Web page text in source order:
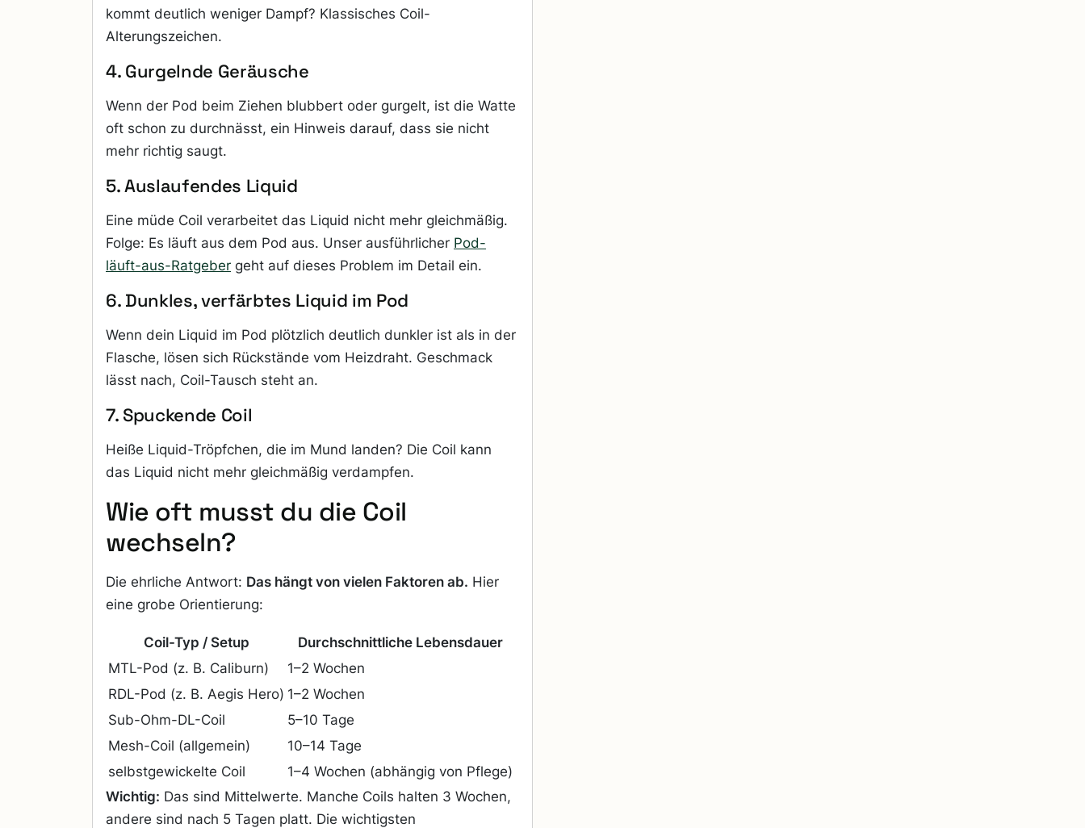
kommt deutlich weniger Dampf? Klassisches Coil-
Alterungszeichen.
4. Gurgelnde Geräusche
Wenn der Pod beim Ziehen blubbert oder gurgelt, ist die Watte
oft schon zu durchnässt, ein Hinweis darauf, dass sie nicht
mehr richtig saugt.
5. Auslaufendes Liquid
Eine müde Coil verarbeitet das Liquid nicht mehr gleichmäßig.
Folge: Es läuft aus dem Pod aus. Unser ausführlicher Pod-
läuft-aus-Ratgeber geht auf dieses Problem im Detail ein.
6. Dunkles, verfärbtes Liquid im Pod
Wenn dein Liquid im Pod plötzlich deutlich dunkler ist als in der
Flasche, lösen sich Rückstände vom Heizdraht. Geschmack
lässt nach, Coil-Tausch steht an.
7. Spuckende Coil
Heiße Liquid-Tröpfchen, die im Mund landen? Die Coil kann
das Liquid nicht mehr gleichmäßig verdampfen.
Wie oft musst du die Coil
wechseln?
Die ehrliche Antwort: Das hängt von vielen Faktoren ab. Hier
eine grobe Orientierung:
Coil-Typ / Setup
Durchschnittliche Lebensdauer
MTL-Pod (z. B. Caliburn)
1–2 Wochen
RDL-Pod (z. B. Aegis Hero) 1–2 Wochen
Sub-Ohm-DL-Coil
5–10 Tage
Mesh-Coil (allgemein)
10–14 Tage
selbstgewickelte Coil
1–4 Wochen (abhängig von Pflege)
Wichtig: Das sind Mittelwerte. Manche Coils halten 3 Wochen,
andere sind nach 5 Tagen platt. Die wichtigsten